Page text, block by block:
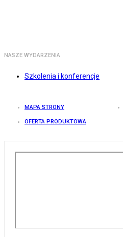
NASZE WYDARZENIA
Szkolenia i konferencje
MAPA STRONY
OFERTA PRODUKTOWA